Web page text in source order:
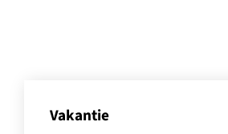
Vakantie